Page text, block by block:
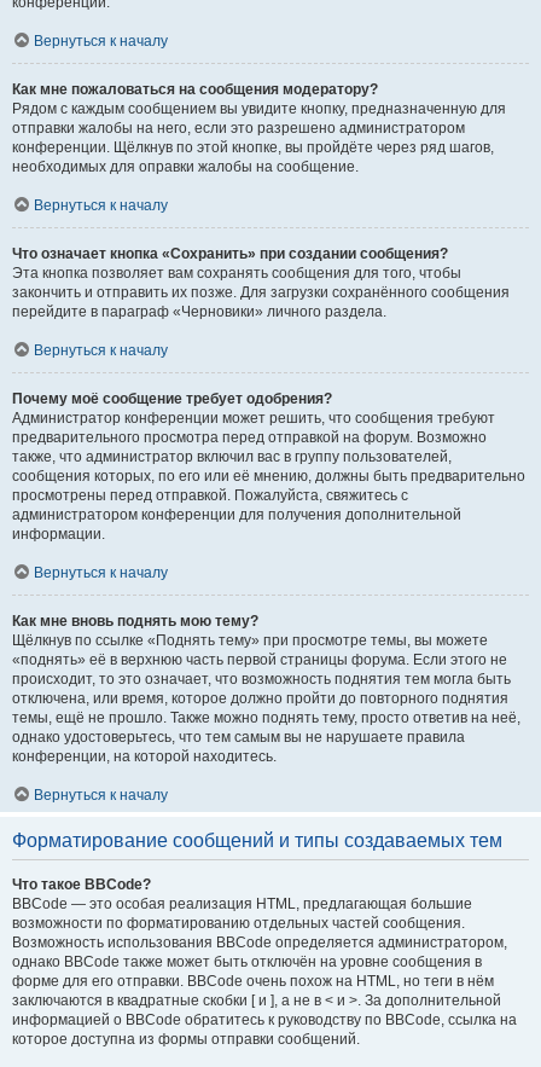
Вернуться к началу
Как мне пожаловаться на сообщения модератору?
Рядом с каждым сообщением вы увидите кнопку, предназначенную для
отправки жалобы на него, если это разрешено администратором
конференции. Щёлкнув по этой кнопке, вы пройдёте через ряд шагов,
необходимых для оправки жалобы на сообщение.
Вернуться к началу
Что означает кнопка «Сохранить» при создании сообщения?
Эта кнопка позволяет вам сохранять сообщения для того, чтобы
закончить и отправить их позже. Для загрузки сохранённого сообщения
перейдите в параграф «Черновики» личного раздела.
Вернуться к началу
Почему моё сообщение требует одобрения?
Администратор конференции может решить, что сообщения требуют
предварительного просмотра перед отправкой на форум. Возможно
также, что администратор включил вас в группу пользователей,
сообщения которых, по его или её мнению, должны быть предварительно
просмотрены перед отправкой. Пожалуйста, свяжитесь с
администратором конференции для получения дополнительной
информации.
Вернуться к началу
Как мне вновь поднять мою тему?
Щёлкнув по ссылке «Поднять тему» при просмотре темы, вы можете
«поднять» её в верхнюю часть первой страницы форума. Если этого не
происходит, то это означает, что возможность поднятия тем могла быть
отключена, или время, которое должно пройти до повторного поднятия
темы, ещё не прошло. Также можно поднять тему, просто ответив на неё,
однако удостоверьтесь, что тем самым вы не нарушаете правила
конференции, на которой находитесь.
Вернуться к началу
Форматирование сообщений и типы создаваемых тем
Что такое BBCode?
BBCode — это особая реализация HTML, предлагающая большие
возможности по форматированию отдельных частей сообщения.
Возможность использования BBCode определяется администратором,
однако BBCode также может быть отключён на уровне сообщения в
форме для его отправки. BBCode очень похож на HTML, но теги в нём
заключаются в квадратные скобки [ и ], а не в < и >. За дополнительной
информацией о BBCode обратитесь к руководству по BBCode, ссылка на
которое доступна из формы отправки сообщений.